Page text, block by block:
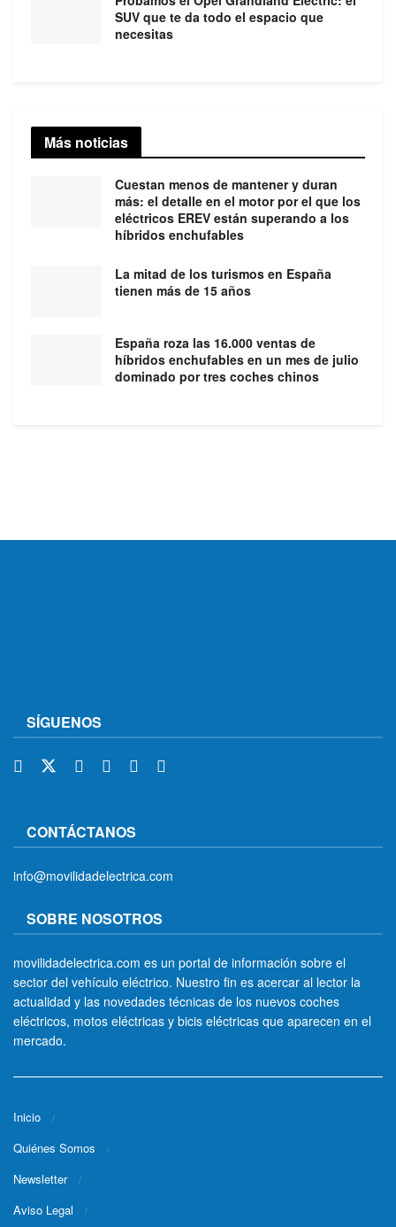
SUV que te da todo el espacio que
necesitas
Más noticias
Cuestan menos de mantener y duran
más: el detalle en el motor por el que los
eléctricos EREV están superando a los
híbridos enchufables
La mitad de los turismos en España
tienen más de 15 años
España roza las 16.000 ventas de
híbridos enchufables en un mes de julio
dominado por tres coches chinos
SÍGUENOS
CONTÁCTANOS
info@movilidadelectrica.com
SOBRE NOSOTROS
movilidadelectrica.com es un portal de información sobre el
sector del vehículo eléctrico. Nuestro fin es acercar al lector la
actualidad y las novedades técnicas de los nuevos coches
eléctricos, motos eléctricas y bicis eléctricas que aparecen en el
mercado.
Inicio
Quiénes Somos
Newsletter
Aviso Legal